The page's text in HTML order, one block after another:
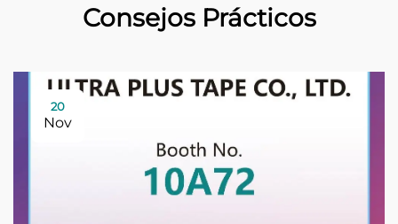
Consejos Prácticos
20
Nov